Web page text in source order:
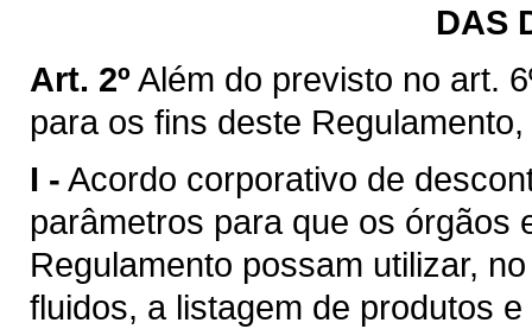
DAS
Art. 2º Além do previsto no art.
para os fins deste
I - Acordo corporativo de
parâmetros para que os órgãos
Regulamento possam utilizar,
fluidos, a listagem de produtos